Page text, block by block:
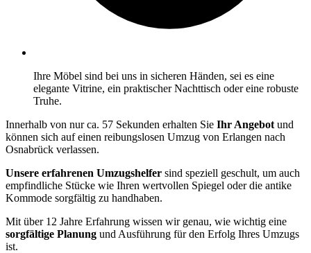
Ihre Möbel sind bei uns in sicheren Händen, sei es eine
elegante Vitrine, ein praktischer Nachttisch oder eine robuste
Truhe.
Innerhalb von nur ca. 57 Sekunden erhalten Sie Ihr Angebot und
können sich auf einen reibungslosen Umzug von Erlangen nach
Osnabrück verlassen.
Unsere erfahrenen Umzugshelfer sind speziell geschult, um auch
empfindliche Stücke wie Ihren wertvollen Spiegel oder die antike
Kommode sorgfältig zu handhaben.
Mit über 12 Jahre Erfahrung wissen wir genau, wie wichtig eine
sorgfältige Planung und Ausführung für den Erfolg Ihres Umzugs
ist.